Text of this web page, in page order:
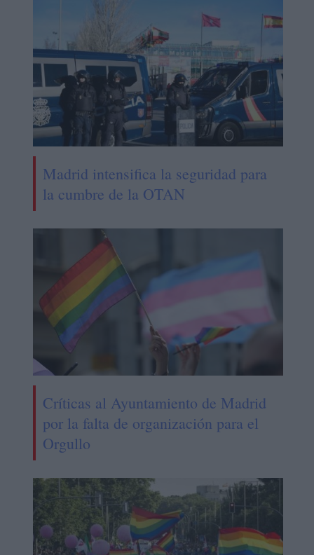
Madrid intensifica la seguridad para
la cumbre de la OTAN
Críticas al Ayuntamiento de Madrid
por la falta de organización para el
Orgullo